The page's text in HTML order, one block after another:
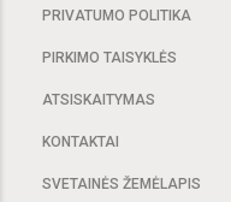
PRIVATUMO POLITIKA
PIRKIMO TAISYKLĖS
ATSISKAITYMAS
KONTAKTAI
SVETAINĖS ŽEMĖLAPIS